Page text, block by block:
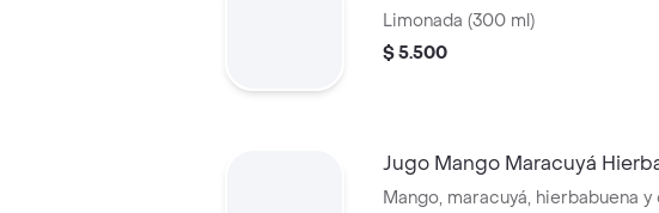
Limonada (300 ml)
$ 5.500
Jugo Mango Maracuyá
Mango, maracuyá, hierbabuena y